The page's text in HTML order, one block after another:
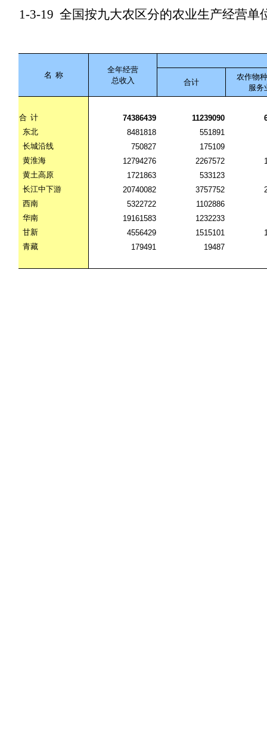
1-3-19 全国按九大农区分的农业生产经营单
名 称
全年经营
总收入
合计
农作物
服务
合 计 74386439 11239090
东北
8481818
551891
长城沿线
750827
175109
黄淮海
12794276 2267572
黄土高原
1721863
533123
长江中下游
20740082 3757752
西南
5322722
1102886
华南
19161583
1232233
甘新
4556429 1515101
青藏
179491 19487